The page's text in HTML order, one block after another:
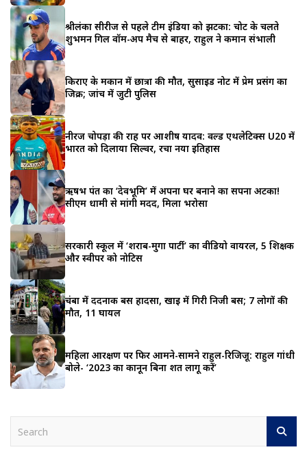
श्रीलंका सीरीज से पहले टीम इंडिया को झटका: चोट के चलते
शुभमन गिल वॉर्म-अप मैच से बाहर, राहुल ने कमान संभाली
किराए के मकान में छात्रा की मौत, सुसाइड नोट में प्रेम प्रसंग का
जिक्र; जांच में जुटी पुलिस
नीरज चोपड़ा की राह पर आशीष यादव: वर्ल्ड एथलेटिक्स U20 में
भारत को दिलाया सिल्वर, रचा नया इतिहास
ऋषभ पंत का ‘देवभूमि’ में अपना घर बनाने का सपना अटका!
सीएम धामी से मांगी मदद, मिला भरोसा
सरकारी स्कूल में ‘शराब-मुर्गा पार्टी’ का वीडियो वायरल, 5 शिक्षक
और स्वीपर को नोटिस
चंबा में दर्दनाक बस हादसा, खाई में गिरी निजी बस; 7 लोगों की
मौत, 11 घायल
महिला आरक्षण पर फिर आमने-सामने राहुल-रिजिजू: राहुल गांधी
बोले- ‘2023 का कानून बिना शर्त लागू करें’